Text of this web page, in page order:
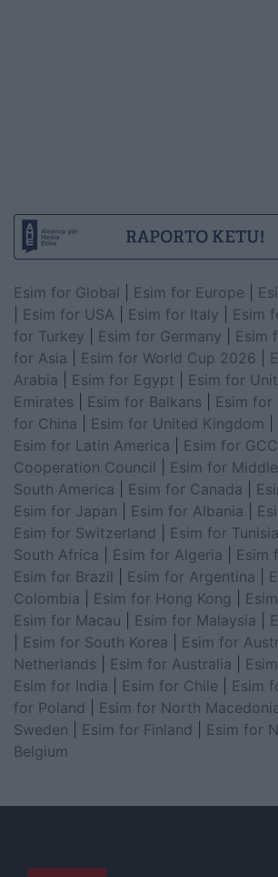
Esim for Global Esim for Europe
Esim for USA Esim for Italy Esim
for Turkey
Esim for Germany Esim
for Asia
Esim for World Cup 2026
Arabia
Esim for Egypt
Esim for
Emirates
Esim for Balkans Esim
for China
Esim for United Kingdom
Esim for Latin America
Esim for
Cooperation Council
Esim for
South America
Esim for Canada
Esim for Japan
Esim for Albania
Esim for Switzerland
Esim for Tunisia
South Africa
Esim for Algeria Esim
Esim for Brazil
Esim for Argentina
Colombia
Esim for Hong Kong
Esim for Macau
Esim for Malaysia
Esim for South Korea Esim for
Netherlands
Esim for Australia
Esim for India
Esim for Chile Esim
for Poland
Esim for North
Sweden
Esim for Finland Esim for
Belgium